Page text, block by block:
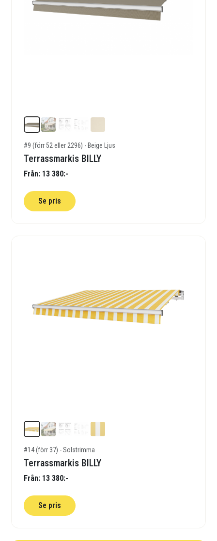
#9 (förr 52 eller 2296) - Beige Ljus
Terrassmarkis BILLY
Från: 13 380:-
Se pris
#14 (förr 37) - Solstrimma
Terrassmarkis BILLY
Från: 13 380:-
Se pris